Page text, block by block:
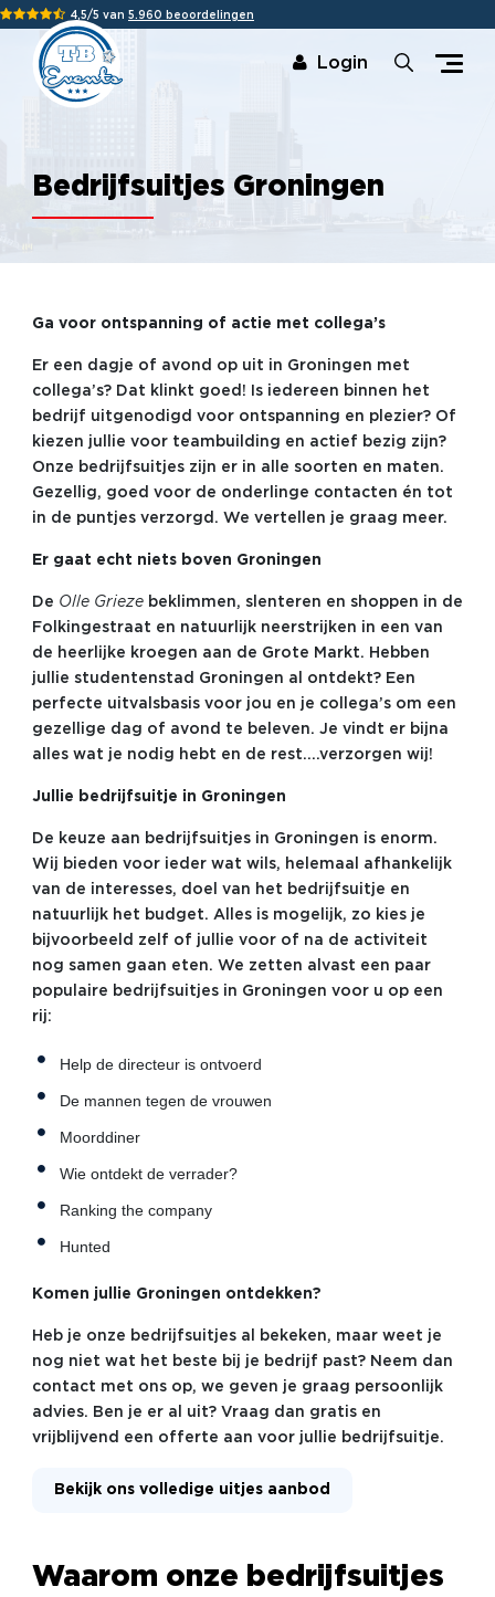
4,5/5 van 5.960 beoordelingen
Login
Bedrijfsuitjes Groningen
Ga voor ontspanning of actie met collega’s
Er een dagje of avond op uit in Groningen met
collega’s? Dat klinkt goed! Is iedereen binnen het
bedrijf uitgenodigd voor ontspanning en plezier? Of
kiezen jullie voor teambuilding en actief bezig zijn?
Onze bedrijfsuitjes zijn er in alle soorten en maten.
Gezellig, goed voor de onderlinge contacten én tot
in de puntjes verzorgd. We vertellen je graag meer.
Er gaat echt niets boven Groningen
De Olle Griezebeklimmen, slenteren en shoppen in de
Folkingestraat en natuurlijk neerstrijken in een van
de heerlijke kroegen aan de Grote Markt. Hebben
jullie studentenstad Groningen al ontdekt? Een
perfecte uitvalsbasis voor jou en je collega’s om een
gezellige dag of avond te beleven. Je vindt er bijna
alles wat je nodig hebt en de rest….verzorgen wij!
Jullie bedrijfsuitje in Groningen
De keuze aan bedrijfsuitjes in Groningen is enorm.
Wij bieden voor ieder wat wils, helemaal afhankelijk
van de interesses, doel van het bedrijfsuitje en
natuurlijk het budget. Alles is mogelijk, zo kies je
bijvoorbeeld zelf of jullie voor of na de activiteit
nog samen gaan eten. We zetten alvast een paar
populaire bedrijfsuitjes in Groningen voor u op een
rij:
Help de directeur is ontvoerd
De mannen tegen de vrouwen
Moorddiner
Wie ontdekt de verrader?
Ranking the company
Hunted
Komen jullie Groningen ontdekken?
Heb je onze bedrijfsuitjes al bekeken, maar weet je
nog niet wat het beste bij je bedrijf past? Neem dan
contact met ons op, we geven je graag persoonlijk
advies. Ben je er al uit? Vraag dan gratis en
vrijblijvend een offerte aan voor jullie bedrijfsuitje.
Bekijk ons volledige uitjes aanbod
Waarom onze bedrijfsuitjes